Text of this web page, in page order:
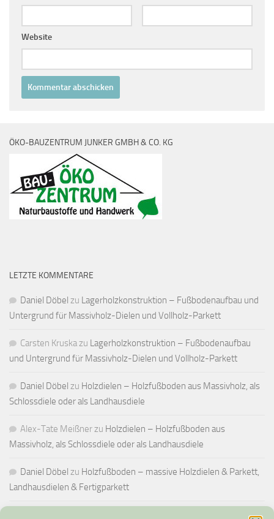
Website
ÖKO-BAUZENTRUM JUNKER GMBH & CO. KG
LETZTE KOMMENTARE
Daniel Döbel zu Lagerholzkonstruktion – Fußbodenaufbau und
Untergrund für Massivholz-Dielen und Vollholz-Parkett
Carsten Kruskazu Lagerholzkonstruktion – Fußbodenaufbau
und Untergrund für Massivholz-Dielen und Vollholz-Parkett
Daniel Döbel zu Holzdielen – Holzfußboden aus Massivholz, als
Schlossdiele oder als Landhausdiele
Alex-Tate Meißnerzu Holzdielen – Holzfußboden aus
Massivholz, als Schlossdiele oder als Landhausdiele
Daniel Döbel zu Holzfußboden – massive Holzdielen & Parkett,
Landhausdielen & Fertigparkett